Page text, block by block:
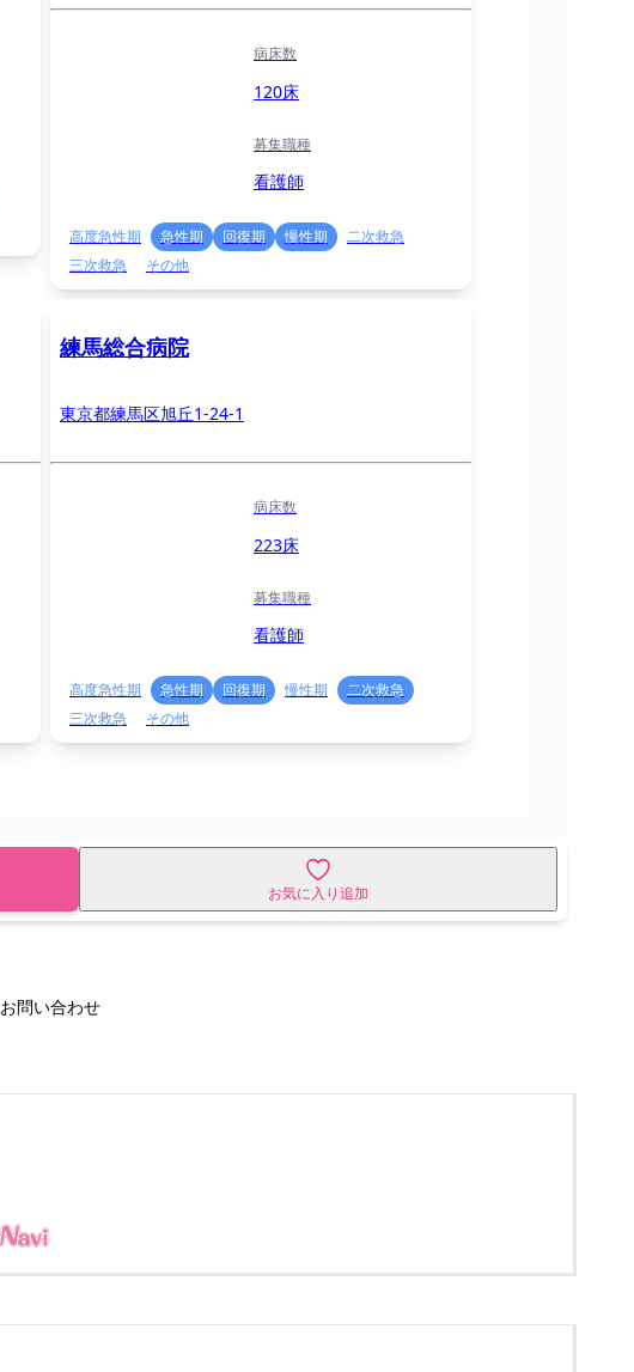
病床数
120床
募集職種
看護師
高度急性期 急性期 回復期 慢性期
二次救急
三次救急
その他
練馬総合病院
東京都練馬区旭丘1-24-1
病床数
223床
募集職種
看護師
高度急性期 急性期 回復期 慢性期
二次救急
三次救急
その他
お気に入り追加
お問い合わせ